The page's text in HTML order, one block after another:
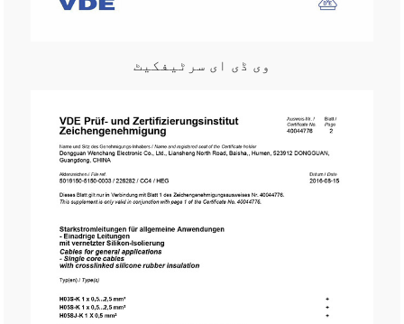
وی ڈی ای سرٹیفکیٹ